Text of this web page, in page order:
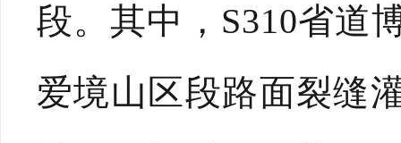
段。其中，S310省道
爱境山区段路面裂缝